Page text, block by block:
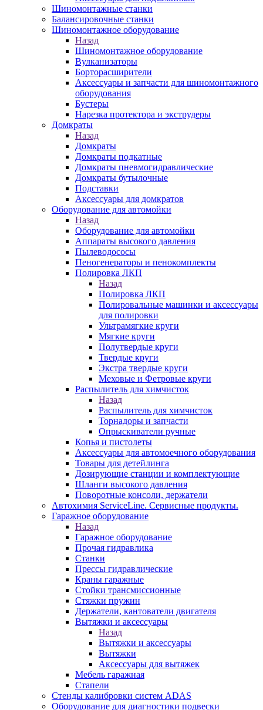
Шиномонтажные станки
Балансировочные станки
Шиномонтажное оборудование
Назад
Шиномонтажное оборудование
Вулканизаторы
Борторасширители
Аксессуары и запчасти для шиномонтажного
оборудования
Бустеры
Нарезка протектора и экструдеры
Домкраты
Назад
Домкраты
Домкраты подкатные
Домкраты пневмогидравлические
Домкраты бутылочные
Подставки
Аксессуары для домкратов
Оборудование для автомойки
Назад
Оборудование для автомойки
Аппараты высокого давления
Пылеводососы
Пеногенераторы и пенокомплекты
Полировка ЛКП
Назад
Полировка ЛКП
Полировальные машинки и аксессуары
для полировки
Ультрамягкие круги
Мягкие круги
Полутвердые круги
Твердые круги
Экстра твердые круги
Меховые и Фетровые круги
Распылитель для химчисток
Назад
Распылитель для химчисток
Торнадоры и запчасти
Опрыскиватели ручные
Копья и пистолеты
Аксессуары для автомоечного оборудования
Товары для детейлинга
Дозирующие станции и комплектующие
Шланги высокого давления
Поворотные консоли, держатели
Автохимия ServiceLine. Сервисные продукты.
Гаражное оборудование
Назад
Гаражное оборудование
Прочая гидравлика
Станки
Прессы гидравлические
Краны гаражные
Стойки трансмиссионные
Стяжки пружин
Держатели, кантователи двигателя
Вытяжки и аксессуары
Назад
Вытяжки и аксессуары
Вытяжки
Аксессуары для вытяжек
Мебель гаражная
Стапели
Стенды калибровки систем ADAS
Оборудование для диагностики подвески